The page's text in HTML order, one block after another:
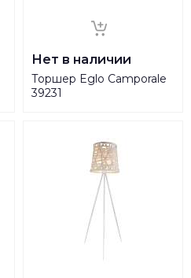
Нет в наличии
Торшер Eglo Camporale
39231